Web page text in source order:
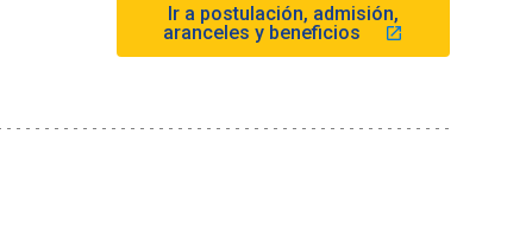
Ir a postulación, admisión,
aranceles y beneficios
launch